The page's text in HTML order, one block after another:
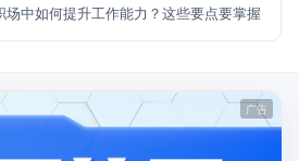
场中如何提升工作能力？这些要点要掌握